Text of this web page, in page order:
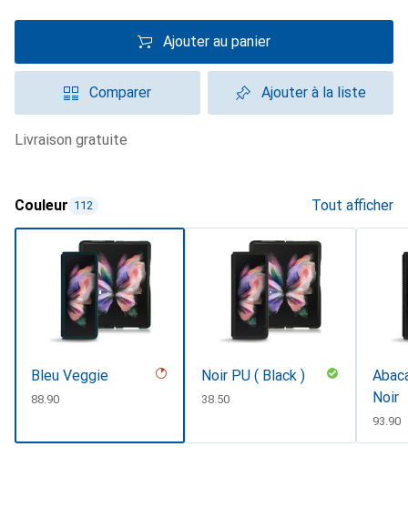
Ajouter au panier
Comparer Ajouter à la liste
livraison gratuite
Couleur 112 Tout afficher
Bleu Veggie
CHF
88.90
Noir PU ( Black )
CHF
38.50
Noir
CHF
93.90